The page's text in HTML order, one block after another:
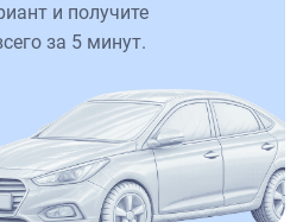
и получите
за 5 минут.